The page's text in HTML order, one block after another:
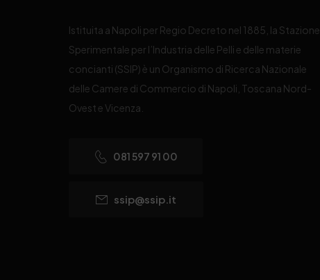
Istituita a Napoli per Regio Decreto nel 1885, la Stazione
Sperimentale per l’Industria delle Pelli e delle materie
concianti (SSIP) è un Organismo di Ricerca Nazionale
delle Camere di Commercio di Napoli, Toscana Nord-
Ovest e Vicenza.
081 597 91 00
ssip@ssip.it